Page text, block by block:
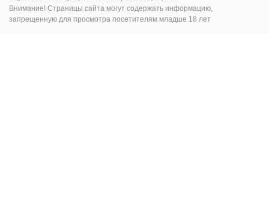
Внимание! Страницы сайта могут содержать информацию,
запрещенную для просмотра посетителям младше 18 лет